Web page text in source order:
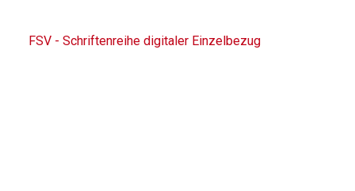
FSV - Schriftenreihe digitaler Einzelbezug